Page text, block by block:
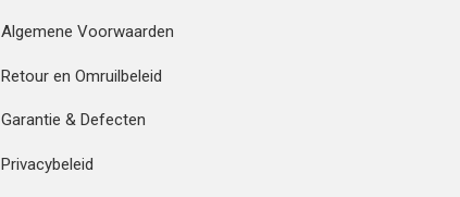
Algemene Voorwaarden
Retour en Omruilbeleid
Garantie & Defecten
Privacybeleid